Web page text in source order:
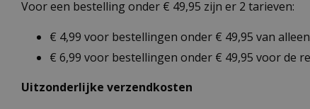
Voor een bestelling onder € 49,95 zijn er 2 tarieven:
€ 4,99 voor bestellingen onder € 49,95 van
€ 6,99 voor bestellingen onder € 49,95 voor de
Uitzonderlijke verzendkosten